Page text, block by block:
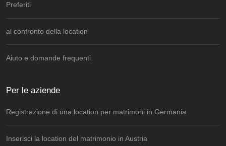
Preferiti
al confronto della location
Aiuto e domande frequenti
Per le aziende
Registrazione di una location per matrimoni in Germania
Inserisci la location del matrimonio in Austria